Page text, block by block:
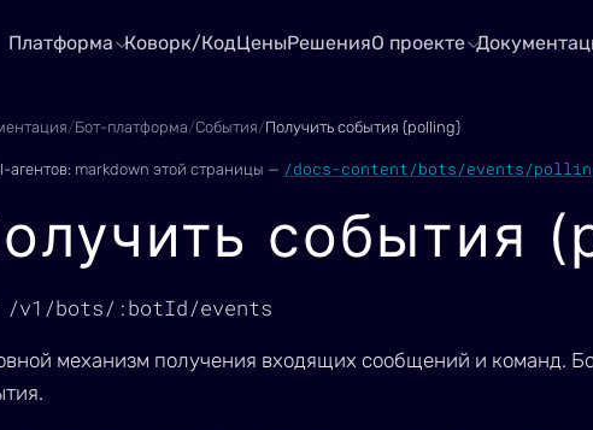
Платформа Коворк/КодЦеныРешенияО проекте
/Бот-платформа/События/Получить события (polling)
агентов: markdown этой страницы — /docs-content/bots/events/
события
/v1/bots/:botId/events
механизм получения входящих сообщений и команд.